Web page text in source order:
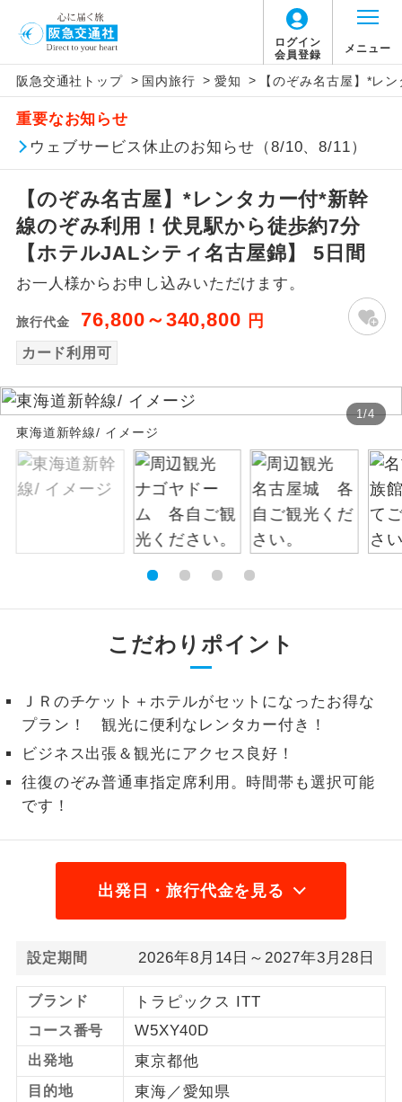
ログイン
会員登録
メニュー
阪急交通社トップ > 国内旅行 > 愛知 > 【のぞみ名古屋】*レ
重要なお知らせ
ウェブサービス休止のお知らせ（8/10、8/11）
【のぞみ名古屋】*レンタカー付*新幹
線のぞみ利用！伏見駅から徒歩約7分
【ホテルJALシティ名古屋錦】 5日間
お一人様からお申し込みいただけます。
旅行代金 76,800～340,800 円
カード利用可
1/4
東海道新幹線/ イメージ
こだわりポイント
ＪＲのチケット＋ホテルがセットになったお得な
プラン！ 観光に便利なレンタカー付き！
ビジネス出張＆観光にアクセス良好！
往復のぞみ普通車指定席利用。時間帯も選択可能
です！
出発日・旅行代金を見る
設定期間 2026年8月14日～2027年3月28日
ブランド トラピックス ITT
コース番号 W5XY40D
出発地 東京都他
目的地 東海／愛知県
アイコン 説明
添乗員同行
往路出発空港（駅）から復路到着空港
（駅）まで同行します。
現地添乗員同
行
現地到着空港（駅）から最終日出発空港
（駅）まで添乗員が同行します。
バスガイド乗
務
バスガイドが乗務し、車内での観光案内
があります。
新コース 初登場のコースです。
然遺産を訪ねるコースです。
絶景 絶景スポットに立ち寄るコースです。
温泉 温泉地にも宿泊するコースです。
ご宿泊ホテルに露天風呂が付いていま
す。
全食事付き
全てのお食事が付いていますので、お食
事の心配はいりません。（機内食を除
お部屋食
お部屋にてゆっくりとお召し上がりいた
だけます。
トラベルイヤ
ホン
周りの音を気にせず、ガイドさんの説明
をじっくり聞くことができます。
1名様催行
2名様催行
2名様から出発可能な個人型プランで
おひとり様参
加限定
おひとり様限定でご参加いただけるコー
1名様1室同代
金
1名様1室利用でも追加料金がかからない
コースです。
ご夫婦限定
ご夫婦限定でご参加いただけるコースで
す。